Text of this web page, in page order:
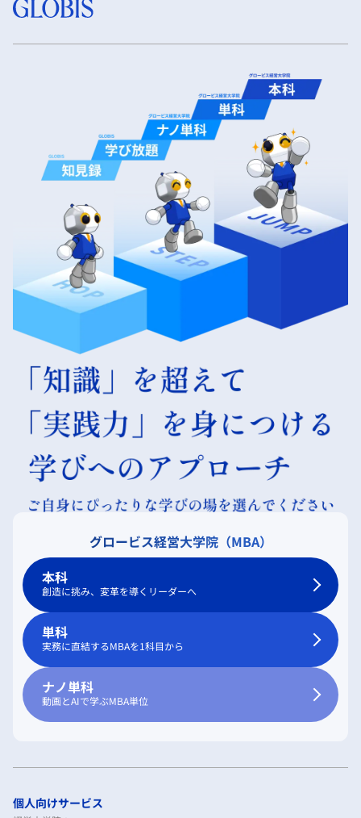
グロービス経営大学院（MBA）
本科
創造に挑み、変革を導くリーダーへ
単科
実務に直結するMBAを1科目から
ナノ単科
動画とAIで学ぶMBA単位
個人向けサービス